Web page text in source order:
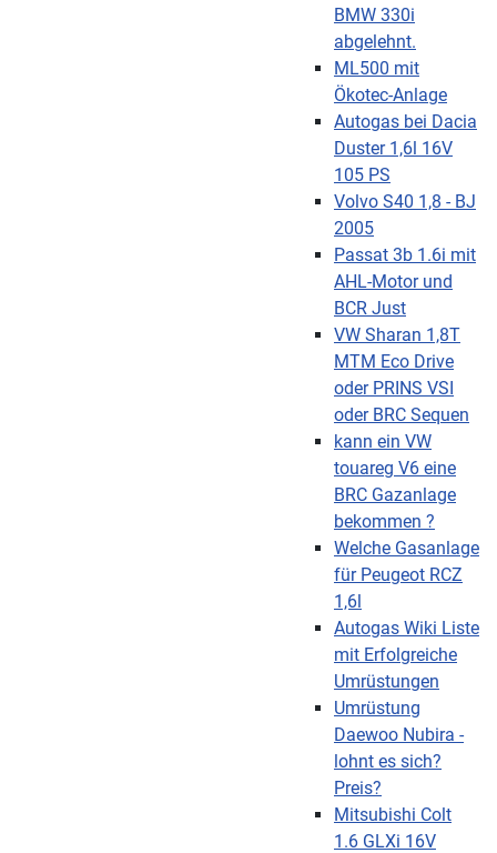
BMW 330i
abgelehnt.
ML500 mit
Ökotec-Anlage
Autogas bei Dacia
Duster 1,6l 16V
105 PS
Volvo S40 1,8 - BJ
2005
Passat 3b 1.6i mit
AHL-Motor und
BCR Just
VW Sharan 1,8T
MTM Eco Drive
oder PRINS VSI
oder BRC Sequen
kann ein VW
touareg V6 eine
BRC Gazanlage
bekommen ?
Welche Gasanlage
für Peugeot RCZ
1,6l
Autogas Wiki Liste
mit Erfolgreiche
Umrüstungen
Umrüstung
Daewoo Nubira -
lohnt es sich?
Preis?
Mitsubishi Colt
1.6 GLXi 16V